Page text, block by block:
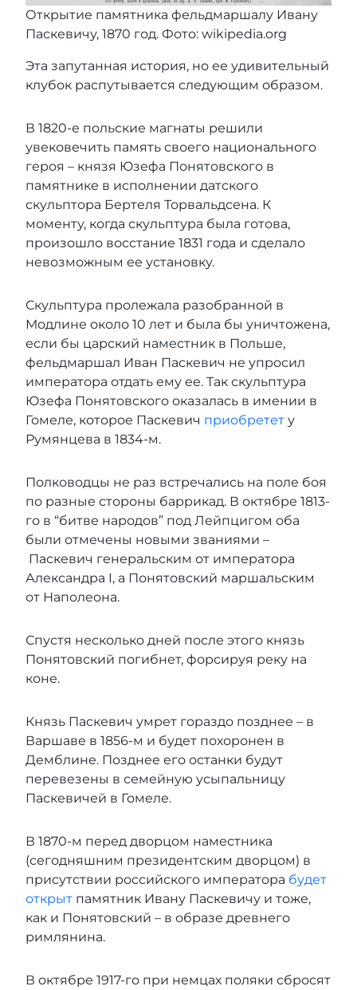
Открытие памятника фельдмаршалу Ивану
Паскевичу, 1870 год. Фото: wikipedia.org
Эта запутанная история, но ее удивительный
клубок распутывается следующим образом.
В 1820-е польские магнаты решили
увековечить память своего национального
героя – князя Юзефа Понятовского в
памятнике в исполнении датского
скульптора Бертеля Торвальдсена. К
моменту, когда скульптура была готова,
произошло восстание 1831 года и сделало
невозможным ее установку.
Скульптура пролежала разобранной в
Модлине около 10 лет и была бы уничтожена,
если бы царский наместник в Польше,
фельдмаршал Иван Паскевич не упросил
императора отдать ему ее. Так скульптура
Юзефа Понятовского оказалась в имении в
Гомеле, которое Паскевич приобретет у
Румянцева в 1834-м.
Полководцы не раз встречались на поле боя
по разные стороны баррикад. В октябре 1813-
го в “битве народов” под Лейпцигом оба
были отмечены новыми званиями –
Паскевич генеральским от императора
Александра I, а Понятовский маршальским
от Наполеона.
Спустя несколько дней после этого князь
Понятовский погибнет, форсируя реку на
коне.
Князь Паскевич умрет гораздо позднее – в
Варшаве в 1856-м и будет похоронен в
Демблине. Позднее его останки будут
перевезены в семейную усыпальницу
Паскевичей в Гомеле.
В 1870-м перед дворцом наместника
(сегодняшним президентским дворцом) в
присутствии российского императора будет
открыт памятник Ивану Паскевичу и тоже,
как и Понятовский – в образе древнего
римлянина.
В октябре 1917-го при немцах поляки сбросят